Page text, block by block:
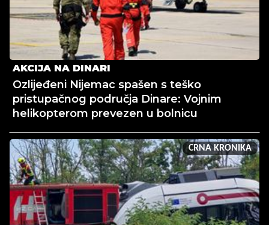
AKCIJA NA DINARI
Ozlijeđeni Nijemac spašen s teško
pristupačnog područja Dinare: Vojnim
helikopterom prevezen u bolnicu
CRNA KRONIKA